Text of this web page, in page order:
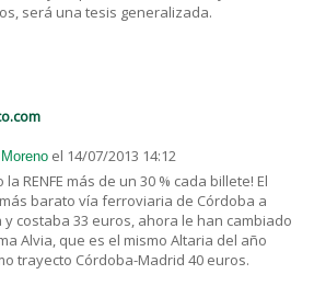
será una tesis generalizada.
el 14/07/2013 14:12
RENFE más de un 30 % cada billete! El
barato vía ferroviaria de Córdoba a
costaba 33 euros, ahora le han cambiado
Alvia, que es el mismo Altaria del año
trayecto Córdoba-Madrid 40 euros.